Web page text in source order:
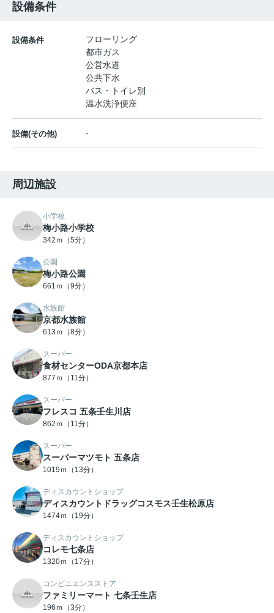
設備条件
設備条件
フローリング
都市ガス
公営水道
公共下水
バス・トイレ別
温水洗浄便座
設備(その他) -
周辺施設
小学校
梅小路小学校
342ｍ（5分）
公園
梅小路公園
661ｍ（9分）
水族館
京都水族館
613ｍ（8分）
スーパー
食材センターODA京都本店
877ｍ（11分）
スーパー
フレスコ 五条壬生川店
862ｍ（11分）
スーパー
スーパーマツモト 五条店
1019ｍ（13分）
ディスカウントショップ
ディスカウントドラッグコスモス壬生松原店
1474ｍ（19分）
ディスカウントショップ
コレモ七条店
1320ｍ（17分）
コンビニエンスストア
ファミリーマート 七条壬生店
196ｍ（3分）